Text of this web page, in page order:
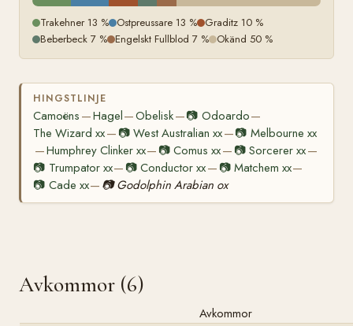
Trakehner 13 % Ostpreussare 13 % Graditz 10 %
Beberbeck 7 % Engelskt Fullblod 7 % Okänd 50 %
HINGSTLINJE
Camoëns —Hagel—Obelisk—📷 Odoardo—
The Wizard xx— 📷West Australian xx—📷 Melbourne xx
—Humphrey Clinker xx— 📷Comus xx— 📷Sorcerer xx—
📷 Trumpator xx— 📷Conductor xx— 📷 Matchem xx—
📷 Cade xx— 📷 Godolphin Arabian ox
Avkommor (6)
Avkommor